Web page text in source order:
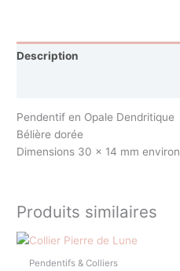
Description
Pendentif en Opale Dendritique
Bélière dorée
Dimensions 30 x 14 mm environ
Produits similaires
Pendentifs & Colliers